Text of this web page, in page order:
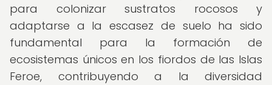
para colonizar sustratos rocosos y
adaptarse a la escasez de suelo ha sido
fundamental para la formación de
ecosistemas únicos en los fiordos de las Islas
Feroe, contribuyendo a la diversidad